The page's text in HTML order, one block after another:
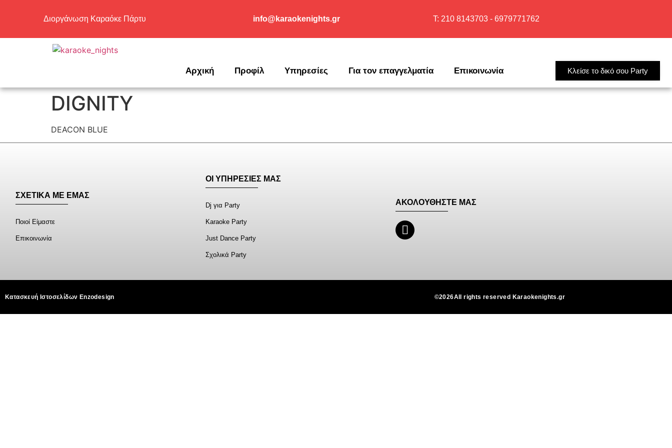
Διοργάνωση Καραόκε Πάρτυ info@karaokenights.gr T: 210 8143703 - 6979771762
Αρχική Προφίλ Υπηρεσίες Για τον επαγγελματία Επικοινωνία Κλείσε το δικό σου Party
DIGNITY
DEACON BLUE
ΣΧΕΤΙΚΑ ΜΕ ΕΜΑΣ
Ποιοί Είμαστε
Επικοινωνία
ΟΙ ΥΠΗΡΕΣΙΕΣ ΜΑΣ
Dj για Party
Karaoke Party
Just Dance Party
Σχολικά Party
ΑΚΟΛΟΥΘΗΣΤΕ ΜΑΣ
Κατασκευή Ιστοσελίδων Enzodesign ©2026All rights reserved Karaokenights.gr